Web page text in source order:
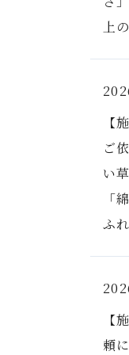
上
【
ご
い
「
ふ
【
頼